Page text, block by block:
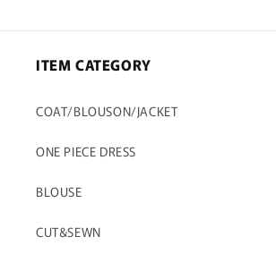
ITEM CATEGORY
COAT/BLOUSON/JACKET
ONE PIECE DRESS
BLOUSE
CUT&SEWN